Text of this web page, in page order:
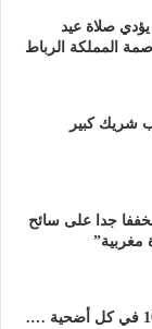
صلاة عيد
المملكة الرباط
شريك كبير
جدا على سائح
مغربية”
الزيادة وصلت إلى حوالي 1000 في كل أضحية ….